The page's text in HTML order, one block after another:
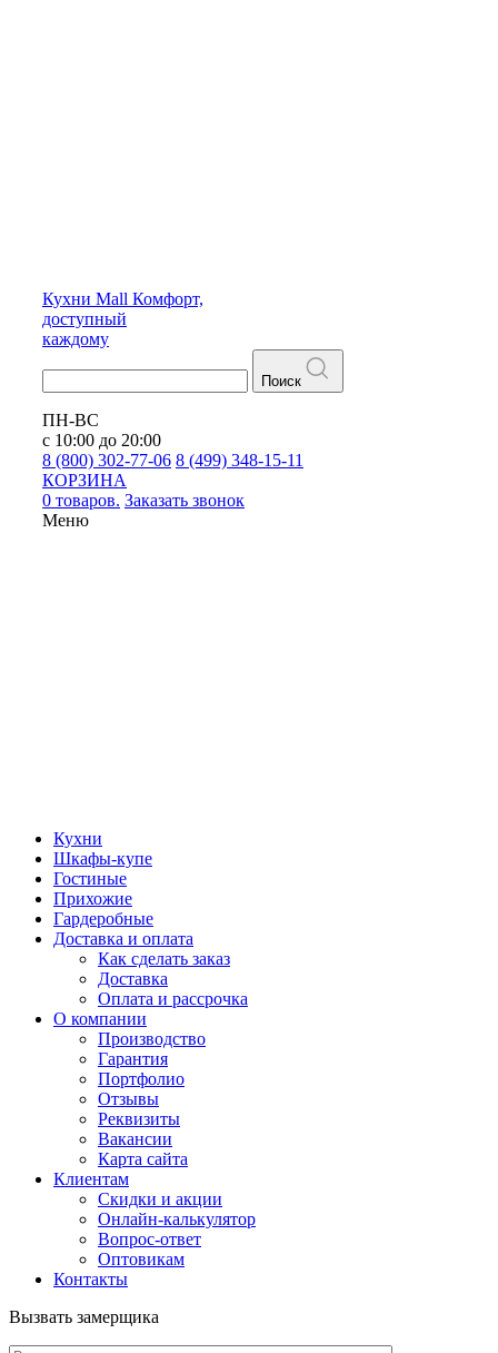
Кухни Mall Комфорт,
доступный
каждому
Поиск
ПН-ВС
с 10:00 до 20:00
8 (800) 302-77-06 8 (499) 348-15-11
КОРЗИНА
0 товаров. Заказать звонок
Меню
Кухни
Шкафы-купе
Гостиные
Прихожие
Гардеробные
Доставка и оплата
Как сделать заказ
Доставка
Оплата и рассрочка
О компании
Производство
Гарантия
Портфолио
Отзывы
Реквизиты
Вакансии
Карта сайта
Клиентам
Скидки и акции
Онлайн-калькулятор
Вопрос-ответ
Оптовикам
Контакты
Вызвать замерщика